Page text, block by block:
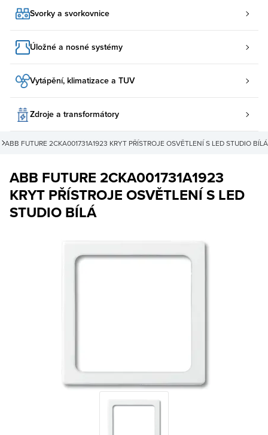
Svorky a svorkovnice
Úložné a nosné systémy
Vytápění, klimatizace a TUV
Zdroje a transformátory
ABB FUTURE 2CKA001731A1923 KRYT PŘÍSTROJE OSVĚTLENÍ S LED STUDIO BÍLÁ
ABB FUTURE 2CKA001731A1923
KRYT PŘÍSTROJE OSVĚTLENÍ S LED
STUDIO BÍLÁ